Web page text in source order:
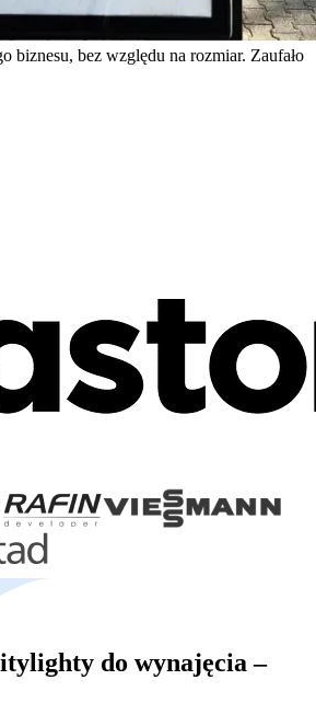
biznesu, bez względu na rozmiar. Zaufało
do wynajęcia –